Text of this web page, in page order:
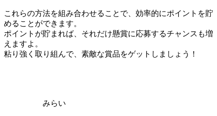
これらの方法を組み合わせることで、効率的にポイントを貯
めることができます。
ポイントが貯まれば、それだけ懸賞に応募するチャンスも増
えますよ。
粘り強く取り組んで、素敵な賞品をゲットしましょう！
みらい